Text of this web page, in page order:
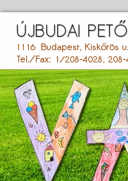
tartalomra